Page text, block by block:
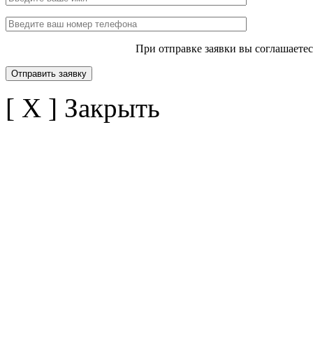
При отправке заявки вы
[ X ] Закрыть